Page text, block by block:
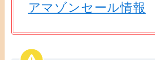
アマゾンセール情報